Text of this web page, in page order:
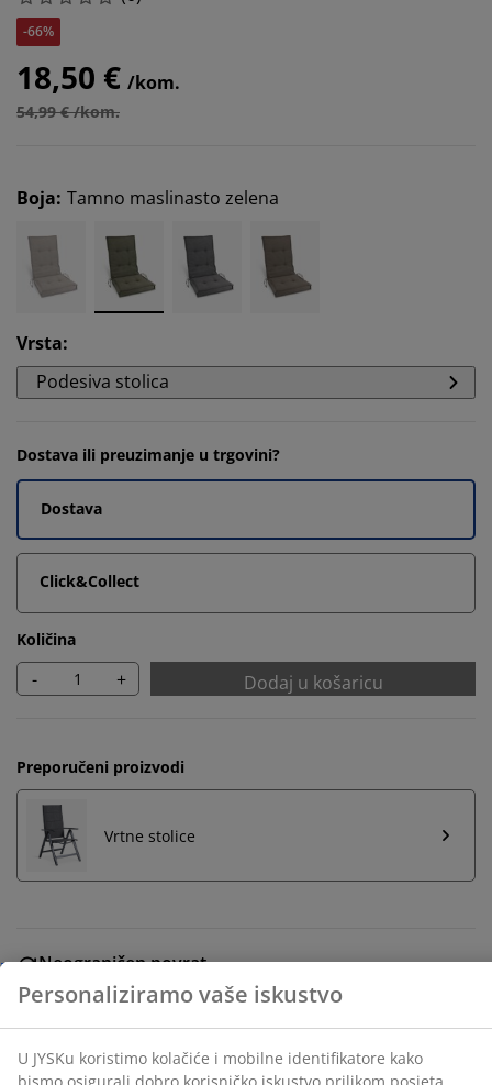
-66%
18,50 € /kom.
54,99 € /kom.
Boja: Tamno maslinasto zelena
Vrsta:
Podesiva stolica
Dostava ili preuzimanje u trgovini?
Dostava
Click&Collect
Količina
- + Dodaj u košaricu
Preporučeni proizvodi
Vrtne stolice
Neograničen povrat
Bez vremenskog ograničenja - vratite u bilo koju JYSK
trgovinu
Jamstvo cijene unutar 30 dana za sve proizvode
U JYSKu koristimo kolačiće i mobilne identifikatore kako
bismo osigurali dobro korisničko iskustvo prilikom
posjeta našoj web stranici. Kolačići prikupljaju
informacije o vama u svrhu funkcionalnosti, statistike i
relevantnog marketinga.